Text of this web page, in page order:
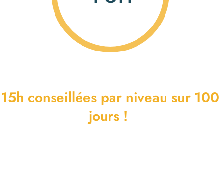
15h conseillées par niveau sur 100
jours !